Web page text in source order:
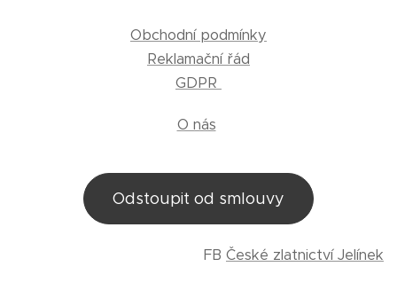
Obchodní podmínky
Reklamační řád
GDPR
O nás
Odstoupit od smlouvy
FB České zlatnictví Jelínek